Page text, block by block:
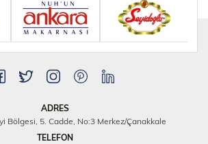
ADRES
Bölgesi, 5. Cadde, No:3 Merkez/Çanakkale
TELEFON